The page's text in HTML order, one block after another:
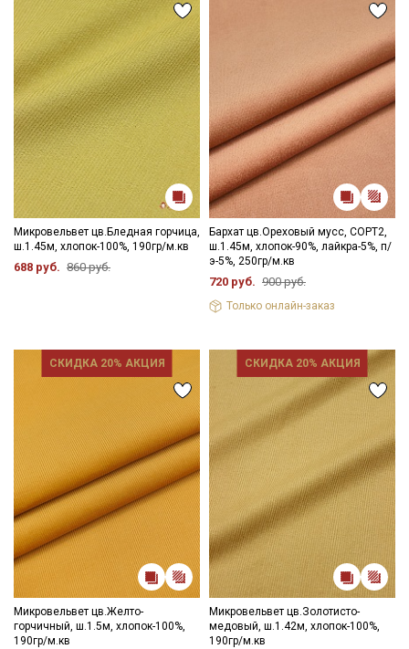
Микровельвет цв.Бледная горчица,
ш.1.45м, хлопок-100%, 190гр/м.кв
688 руб. 860 руб.
Бархат цв.Ореховый мусс, СОРТ2,
ш.1.45м, хлопок-90%, лайкра-5%, п/
э-5%, 250гр/м.кв
720 руб. 900 руб.
Только онлайн-заказ
СКИДКА 20% АКЦИЯ
Микровельвет цв.Желто-
горчичный, ш.1.5м, хлопок-100%,
190гр/м.кв
СКИДКА 20% АКЦИЯ
Микровельвет цв.Золотисто-
медовый, ш.1.42м, хлопок-100%,
190гр/м.кв